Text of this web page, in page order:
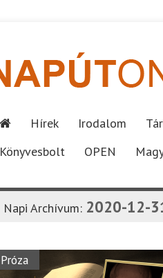
Hírek Irodalom
Könyvesbolt
OPEN
Napi Archívum: 2020-12-
Próza